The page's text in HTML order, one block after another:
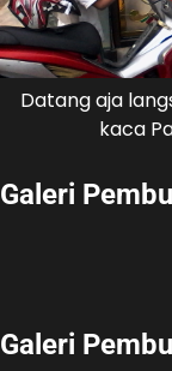
Datang aja
kaca
Galeri
Galeri